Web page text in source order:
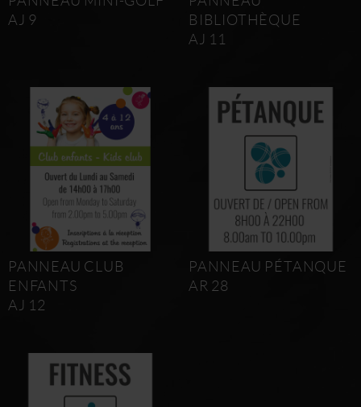
AJ 9
BIBLIOTHÈQUE
AJ 11
PANNEAU CLUB
ENFANTS
AJ 12
PANNEAU PÉTANQUE
AR 28